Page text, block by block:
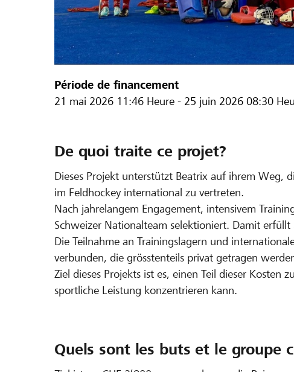
Période de financement
21 mai 2026 11:46 Heure - 25 juin 2026 08:30
De quoi traite ce projet?
Dieses Projekt unterstützt Beatrix auf ihrem Weg,
im Feldhockey international zu vertreten.
Nach jahrelangem Engagement, intensivem
Schweizer Nationalteam selektioniert. Damit erfüllt
Die Teilnahme an Trainingslagern und
verbunden, die grösstenteils privat getragen
Ziel dieses Projekts ist es, einen Teil dieser Kosten
sportliche Leistung konzentrieren kann.
Quels sont les buts et le groupe